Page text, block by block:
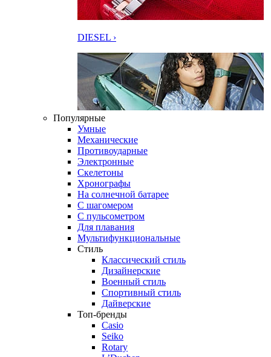
DIESEL ›
Популярные
Умные
Механические
Противоударные
Электронные
Скелетоны
Хронографы
На солнечной батарее
С шагомером
С пульсометром
Для плавания
Мультифункциональные
Стиль
Классический стиль
Дизайнерские
Военный стиль
Спортивный стиль
Дайверские
Топ-бренды
Casio
Seiko
Rotary